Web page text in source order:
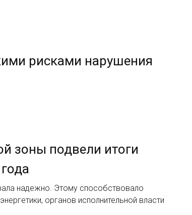
рисками нарушения
зоны подвели итоги
надежно. Этому способствовало
органов исполнительной власти